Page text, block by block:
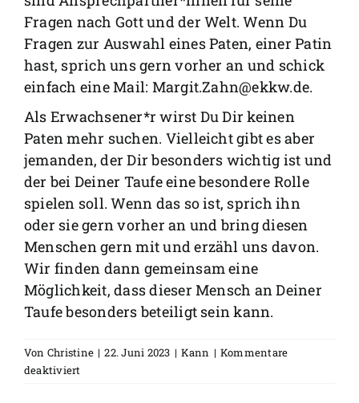
Fragen nach Gott und der Welt. Wenn Du
Fragen zur Auswahl eines Paten, einer Patin
hast, sprich uns gern vorher an und schick
einfach eine Mail: Margit.Zahn@ekkw.de.
Als Erwachsener*r wirst Du Dir keinen
Paten mehr suchen. Vielleicht gibt es aber
jemanden, der Dir besonders wichtig ist und
der bei Deiner Taufe eine besondere Rolle
spielen soll. Wenn das so ist, sprich ihn
oder sie gern vorher an und bring diesen
Menschen gern mit und erzähl uns davon.
Wir finden dann gemeinsam eine
Möglichkeit, dass dieser Mensch an Deiner
Taufe besonders beteiligt sein kann.
Von Christine | 22. Juni 2023 | Kann | Kommentare
deaktiviert